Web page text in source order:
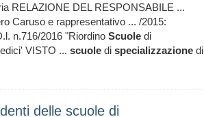
RELAZIONE DEL RESPONSABILE ...
Caruso e rappresentativo ... /2015:
n.716/2016 "Riordino Scuole di
VISTO ... scuole di specializzazione di
delle scuole di